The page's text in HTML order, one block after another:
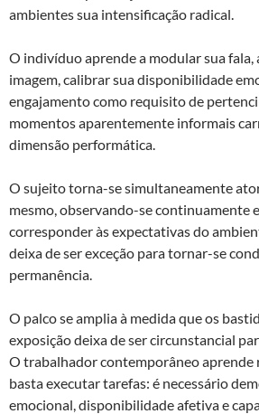
ambientes sua intensificação radical.
O indivíduo aprende a modular sua
imagem, calibrar sua disponibilidade
engajamento como requisito de
momentos aparentemente informais
dimensão performática.
O sujeito torna-se simultaneamente
mesmo, observando-se continuamente
corresponder às expectativas do
deixa de ser exceção para tornar-se
permanência.
O palco se amplia à medida que os
exposição deixa de ser circunstancial
O trabalhador contemporâneo aprende
basta executar tarefas: é necessário
emocional, disponibilidade afetiva e